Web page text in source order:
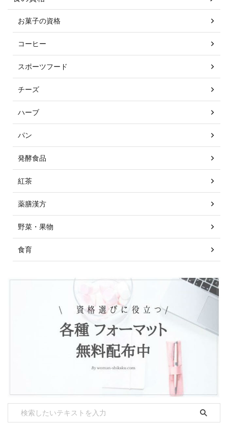
お菓子の資格
コーヒー
スポーツフード
チーズ
ハーブ
パン
発酵食品
紅茶
薬膳漢方
野菜・果物
食育